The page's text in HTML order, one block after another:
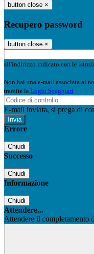
button close ×
Recupero password
button close ×
all'indirizzo indicato con le
Non hai una e-mail associata al
tramite la Login Spaggiari
E-mail inviata, si prega di
Errore
Chiudi
Successo
Chiudi
Informazione
Chiudi
Attendere...
Attendere il completamento